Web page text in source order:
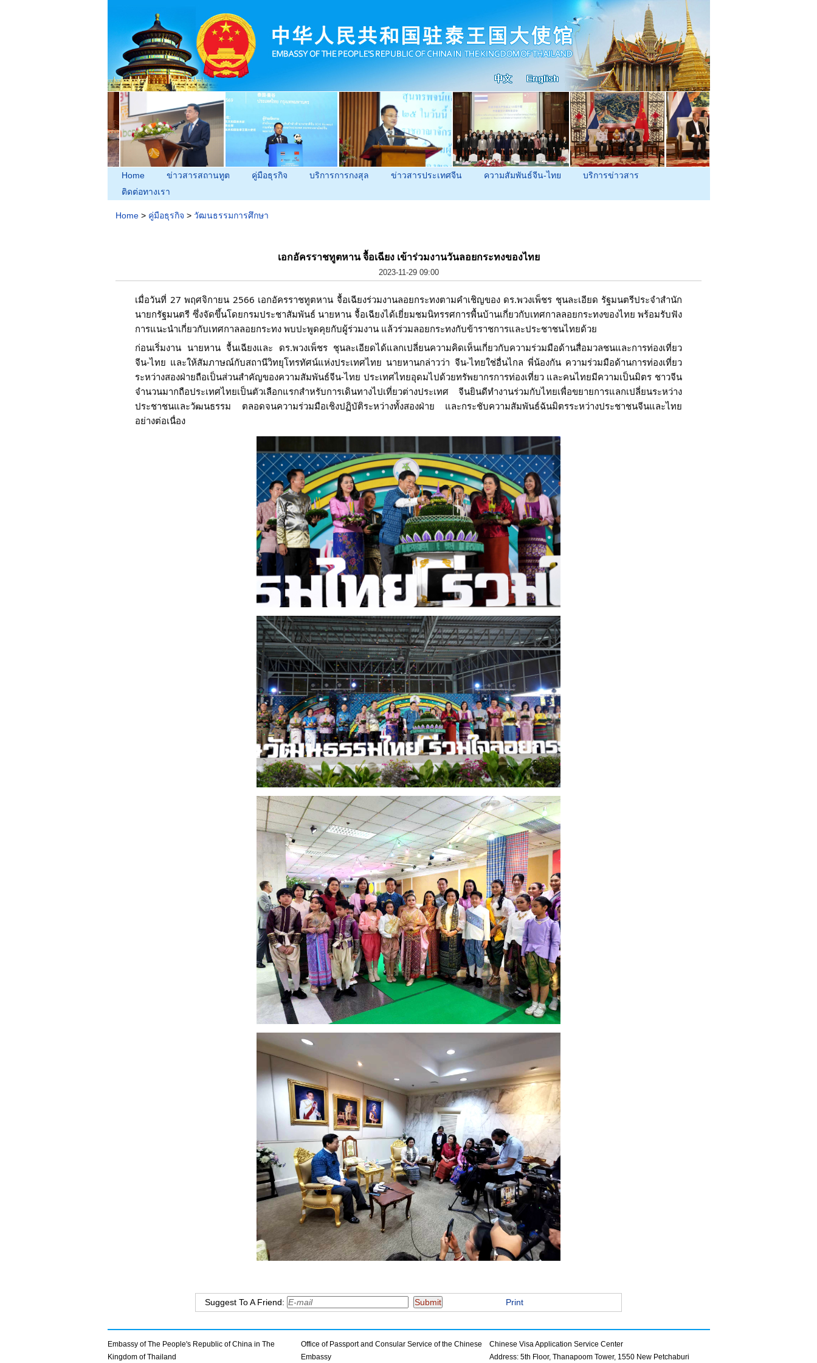
Home ข่าวสารสถานทูต คู่มือธุรกิจ บริการการกงสุล ข่าวสารประเทศจีน ความสัมพันธ์จีน-ไทย
บริการข่าวสาร
ติดต่อทางเรา
Home > คู่มือธุรกิจ > วัฒนธรรมการศึกษา
เอกอัครราชทูตหาน จื้อเฉียง เข้าร่วมงานวันลอยกระทงของไทย
2023-11-29 09:00
เมื่อวันที่ 27 พฤศจิกายน 2566 เอกอัครราชทูตหาน จื้อเฉียงร่วมงานลอยกระทงตามคำเชิญของ ดร.พวงเพ็ชร ชุนละเอียด รัฐมนตรีประจำสำนัก
นายกรัฐมนตรี ซึ่งจัดขึ้นโดยกรมประชาสัมพันธ์ นายหาน จื้อเฉียงได้เยี่ยมชมนิทรรศการพื้นบ้านเกี่ยวกับเทศกาลลอยกระทงของไทย พร้อมรับฟัง
การแนะนำเกี่ยวกับเทศกาลลอยกระทง พบปะพูดคุยกับผู้ร่วมงาน แล้วร่วมลอยกระทงกับข้าราชการและประชาชนไทยด้วย
ก่อนเริ่มงาน นายหาน จื้นเฉียงและ ดร.พวงเพ็ชร ชุนละเอียดได้แลกเปลี่ยนความคิดเห็นเกี่ยวกับความร่วมมือด้านสื่อมวลชนและการท่องเที่ยว
จีน-ไทย และให้สัมภาษณ์กับสถานีวิทยุโทรทัศน์แห่งประเทศไทย นายหานกล่าวว่า จีน-ไทยใช่อื่นไกล พี่น้องกัน ความร่วมมือด้านการท่องเที่ยว
ระหว่างสองฝ่ายถือเป็นส่วนสำคัญของความสัมพันธ์จีน-ไทย ประเทศไทยอุดมไปด้วยทรัพยากรการท่องเที่ยว และคนไทยมีความเป็นมิตร ชาวจีน
จำนวนมากถือประเทศไทยเป็นตัวเลือกแรกสำหรับการเดินทางไปเที่ยวต่างประเทศ จีนยินดีทำงานร่วมกับไทยเพื่อขยายการแลกเปลี่ยนระหว่าง
ประชาชนและวัฒนธรรม ตลอดจนความร่วมมือเชิงปฏิบัติระหว่างทั้งสองฝ่าย และกระชับความสัมพันธ์ฉันมิตรระหว่างประชาชนจีนและไทย
อย่างต่อเนื่อง
Suggest To A Friend: Print
Embassy of The People's Republic of China in The
Kingdom of Thailand
Office of Passport and Consular Service of the Chinese
Embassy
Chinese Visa Application Service Center
Address: 5th Floor, Thanapoom Tower, 1550 New Petchaburi